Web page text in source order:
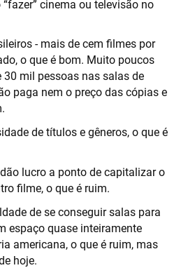
cinema ou televisão no
- mais de cem filmes por
o que é bom. Muito poucos
mil pessoas nas salas de
paga nem o preço das cópias e
de títulos e gêneros, o que é
lucro a ponto de capitalizar o
filme, o que é ruim.
de se conseguir salas para
espaço quase inteiramente
americana, o que é ruim, mas
hoje.